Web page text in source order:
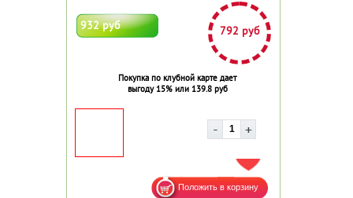
932 руб 792 руб
Покупка по клубной карте дает
выгоду 15% или 139.8 руб
ДОБАВИТЬ В ИЗБРАННОЕ